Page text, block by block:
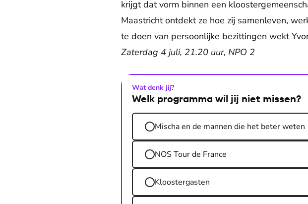
krijgt dat vorm binnen een
Maastricht ontdekt ze hoe zij samenleven,
te doen van persoonlijke bezittingen wekt
Zaterdag 4 juli, 21.20 uur, NPO 2
Wat denk jij?
Welk programma wil jij niet missen?
Mischa en de mannen die het beter weten
NOS Tour de France
Kloostergasten